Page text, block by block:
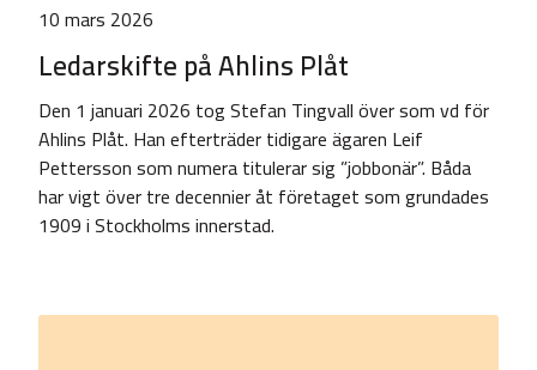
10 mars 2026
Ledarskifte på Ahlins Plåt
Den 1 januari 2026 tog Stefan Tingvall över som vd för
Ahlins Plåt. Han efterträder tidigare ägaren Leif
Pettersson som numera titulerar sig ”jobbonär”. Båda
har vigt över tre decennier åt företaget som grundades
1909 i Stockholms innerstad.